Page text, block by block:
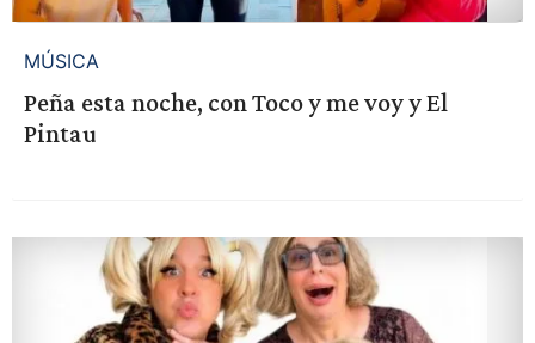
MÚSICA
Peña esta noche, con Toco y me voy y El
Pintau